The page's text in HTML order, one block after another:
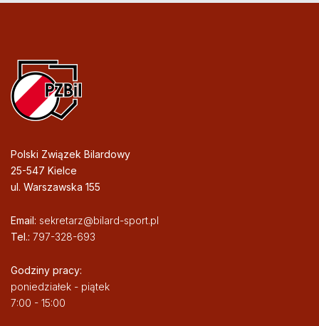
Polski Związek Bilardowy
25-547 Kielce
ul. Warszawska 155
Email: sekretarz@bilard-sport.pl
Tel.: 797-328-693
Godziny pracy:
poniedziałek - piątek
7:00 - 15:00